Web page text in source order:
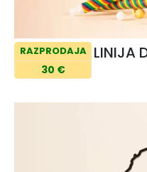
RAZPRODAJA
30 €
LINIJA